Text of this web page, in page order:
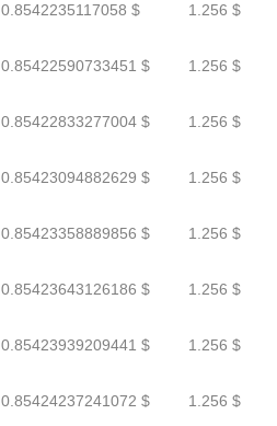
0.8542235117058 $ 1.256 $
0.85422590733451 $ 1.256 $
0.85422833277004 $ 1.256 $
0.85423094882629 $ 1.256 $
0.85423358889856 $ 1.256 $
0.85423643126186 $ 1.256 $
0.85423939209441 $ 1.256 $
0.85424237241072 $ 1.256 $